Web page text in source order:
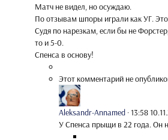
Матч не видел, но осуждаю.
По отзывам шпоры играли как УГ.
Судя по нарезкам, если бы не
то и 5-0.
Спенса в основу!
Этот комментарий не
Aleksandr-Annamed ·13:58
У Спенса прыщи в 22 года. Он